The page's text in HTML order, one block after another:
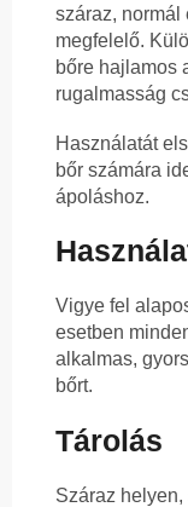
száraz, normál
megfelelő.
bőre hajlamos
rugalmasság
Használatát
bőr számára
ápoláshoz.
Vigye fel
esetben
alkalmas,
bőrt.
Tárolás
Száraz